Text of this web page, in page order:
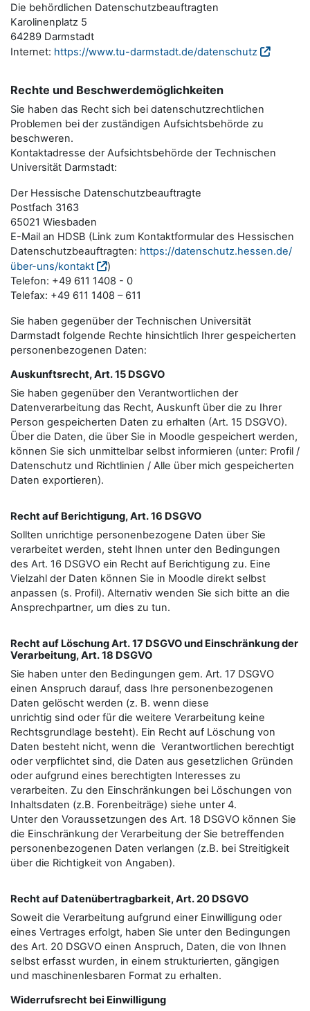
Die behördlichen Datenschutzbeauftragten
Karolinenplatz 5
64289 Darmstadt
Internet: https://www.tu-darmstadt.de/datenschutz
Rechte und Beschwerdemöglichkeiten
Sie haben das Recht sich bei datenschutzrechtlichen
Problemen bei der zuständigen Aufsichtsbehörde zu
beschweren.
Kontaktadresse der Aufsichtsbehörde der Technischen
Universität Darmstadt:
Der Hessische Datenschutzbeauftragte
Postfach 3163
65021 Wiesbaden
E-Mail an HDSB (Link zum Kontaktformular des Hessischen
Datenschutzbeauftragten: https://datenschutz.hessen.de/
über-uns/kontakt
)
Telefon: +49 611 1408 - 0
Telefax: +49 611 1408 – 611
Sie haben gegenüber der Technischen Universität
Darmstadt folgende Rechte hinsichtlich Ihrer gespeicherten
personenbezogenen Daten:
Auskunftsrecht, Art. 15 DSGVO
Sie haben gegenüber den Verantwortlichen der
Datenverarbeitung das Recht, Auskunft über die zu Ihrer
Person gespeicherten Daten zu erhalten (Art. 15 DSGVO).
Über die Daten, die über Sie in Moodle gespeichert werden,
können Sie sich unmittelbar selbst informieren (unter: Profil /
Datenschutz und Richtlinien / Alle über mich gespeicherten
Daten exportieren).
Recht auf Berichtigung, Art. 16 DSGVO
Sollten unrichtige personenbezogene Daten über Sie
verarbeitet werden, steht Ihnen unter den Bedingungen
des Art. 16 DSGVO ein Recht auf Berichtigung zu. Eine
Vielzahl der Daten können Sie in Moodle direkt selbst
anpassen (s. Profil). Alternativ wenden Sie sich bitte an die
Ansprechpartner, um dies zu tun.
Recht auf Löschung Art. 17 DSGVO und Einschränkung der
Verarbeitung, Art. 18 DSGVO
Sie haben unter den Bedingungen gem. Art. 17 DSGVO
einen Anspruch darauf, dass Ihre personenbezogenen
Daten gelöscht werden (z. B. wenn diese
unrichtig sind oder für die weitere Verarbeitung keine
Rechtsgrundlage besteht). Ein Recht auf Löschung von
Daten besteht nicht, wenn die Verantwortlichen berechtigt
oder verpflichtet sind, die Daten aus gesetzlichen Gründen
oder aufgrund eines berechtigten Interesses zu
verarbeiten. Zu den Einschränkungen bei Löschungen von
Inhaltsdaten (z.B. Forenbeiträge) siehe unter 4.
Unter den Voraussetzungen des Art. 18 DSGVO können Sie
die Einschränkung der Verarbeitung der Sie betreﬀenden
personenbezogenen Daten verlangen (z.B. bei Streitigkeit
über die Richtigkeit von Angaben).
Recht auf Datenübertragbarkeit, Art. 20 DSGVO
Soweit die Verarbeitung aufgrund einer Einwilligung oder
eines Vertrages erfolgt, haben Sie unter den Bedingungen
des Art. 20 DSGVO einen Anspruch, Daten, die von Ihnen
selbst erfasst wurden, in einem strukturierten, gängigen
und maschinenlesbaren Format zu erhalten.
Widerrufsrecht bei Einwilligung